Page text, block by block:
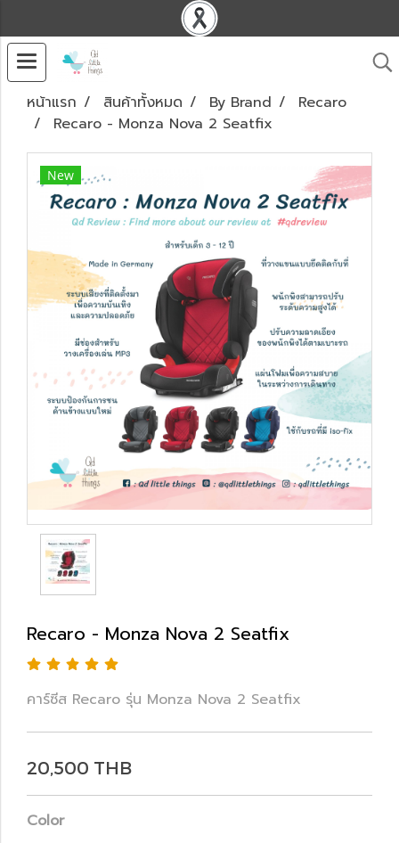
หน้าแรก สินค้าทั้งหมด By Brand
Recaro
Recaro - Monza Nova 2 Seatfix
New
Recaro - Monza Nova 2 Seatfix
คาร์ซีส Recaro รุ่น Monza Nova 2 Seatfix
20,500 THB
Color